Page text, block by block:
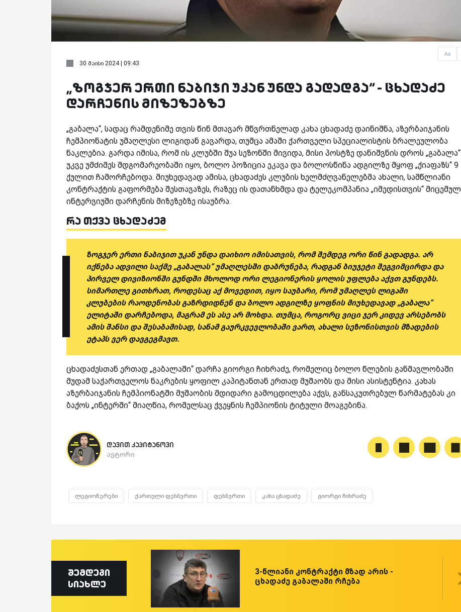
Aa
30 მაისი 2024 | 09:43
„ზოგჯერ ერთი ნაბიჯი უკან უნდა გადადგა“ - ცხადაძე
დარჩენის მიზეზებზე
„გაბალა“, სადაც რამდენიმე თვის წინ მთავარ მწვრთნელად კახა ცხადაძე დაინიშნა, აზერბაიჯანის
ჩემპიონატის უმაღლესი ლიგიდან გავარდა, თუმცა ამაში ქართველი სპეციალისტის ბრალეულობა
ნაკლებია. გარდა იმისა, რომ ის კლუბში შუა სეზონში მივიდა, მისი პოსტზე დანიშვნის დროს „გაბალა“
უკვე უმძიმეს მდგომარეობაში იყო, ბოლო პოზიცია ეკავა და ბოლოსწინა ადგილზე მყოფ „ქიაფაზს“ 9
ქულით ჩამორჩებოდა. მიუხედავად ამისა, ცხადაძეს კლუბის ხელმძღვანელებმა ახალი, სამწლიანი
კონტრაქტის გაფორმება შესთავაზეს, რაზეც ის დათანხმდა და ტელეკომპანია „იმედისთვის“ მიცემულ
ინტერვიუში დარჩენის მიზეზებზე ისაუბრა.
რა თქვა ცხადაძემ
ზოგჯერ ერთი ნაბიჯით უკან უნდა დაიხიო იმისათვის, რომ შემდეგ ორი წინ გადადგა. არ
იქნება ადვილი საქმე „გაბალას“ უმაღლესში დაბრუნება, რადგან ბიუჯეტი შეგვიმცირდა და
პირველ დივიზიონში გუნდში მხოლოდ ორი ლეგიონერის ყოლის უფლება აქვთ გუნდებს.
სიმართლე გითხრათ, როდესაც აქ მოვედით, იყო საუბარი, რომ უმაღლეს ლიგაში
კლუბების რაოდენობას გაზრდიდნენ და ბოლო ადგილზე ყოფნის მიუხედავად „გაბალა“
ელიტაში დარჩებოდა, მაგრამ ეს ასე არ მოხდა. თუმცა, როგორც ვიცი ჯერ კიდევ არსებობს
ამის შანსი და შესაბამისად, სანამ გაურკვევლობაში ვართ, ახალი სეზონისთვის მზადების
ეტაპს ვერ დავგეგმავთ.
ცხადაძესთან ერთად „გაბალაში“ დარჩა გიორგი ჩიხრაძე, რომელიც ბოლო წლების განმავლობაში
მუდამ საქართველოს ნაკრების ყოფილ კაპიტანთან ერთად მუშაობს და მისი ასისტენტია. კახას
აზერბაიჯანის ჩემპიონატში მუშაობის მდიდარი გამოცდილება აქვს, განსაკუთრებულ წარმატებას კი
ბაქოს „ინტერში“ მიაღწია, რომელსაც ქვეყნის ჩემპიონის ტიტული მოაგებინა.
დავით კაპიტანოვი
ავტორი
ლეგიონერები ქართული ფეხბურთი ფეხბურთი კახა ცხადაძე გიორგი ჩიხრაძე
შემდეგი
სიახლე
3-წლიანი კონტრაქტი მზად არის -
ცხადაძე გაბალაში რჩება